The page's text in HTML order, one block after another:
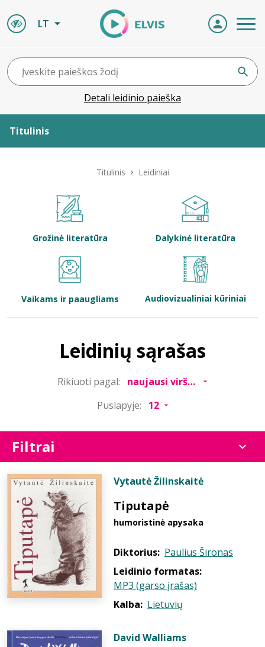
LT
Detali leidinio paieška
Titulinis
Bibliotekoms
Titulinis Leidiniai
Grožinė literatūra Dalykinė literatūra
Vaikams ir paaugliams Audiovizualiniai kūriniai
Leidinių sąrašas
Rikiuoti pagal:
Puslapyje:
Filtrai
Vytautė Žilinskaitė
Tiputapė
humoristinė apysaka
Diktorius: Paulius Šironas
Leidinio formatas:
MP3 (garso įrašas)
Kalba: Lietuvių
David Walliams